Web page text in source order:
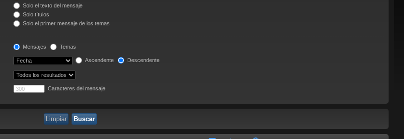
Solo el texto del mensaje
Solo títulos
Solo el primer mensaje de los temas
Mensajes Temas
Ascendente Descendente
Caracteres del mensaje